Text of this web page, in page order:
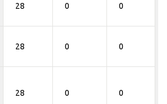
28 0 0
28 0 0
28 0 0